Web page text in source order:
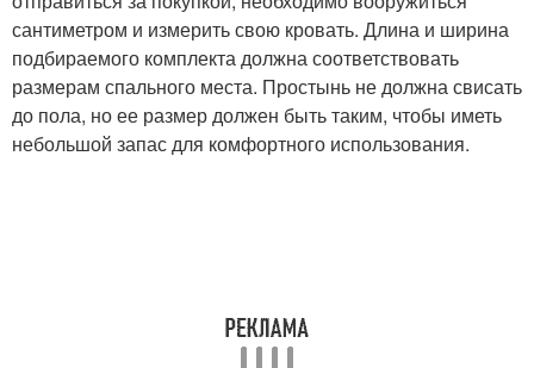
сантиметром и измерить свою кровать. Длина и ширина
подбираемого комплекта должна соответствовать
размерам спального места. Простынь не должна свисать
до пола, но ее размер должен быть таким, чтобы иметь
небольшой запас для комфортного использования.